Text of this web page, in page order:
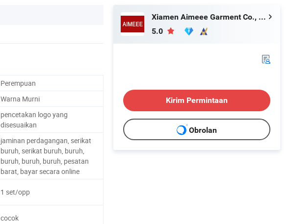
Perempuan
Warna Murni
pencetakan logo yang
disesuaikan
jaminan perdagangan, serikat
buruh, serikat buruh, buruh,
buruh, buruh, buruh, pesatan
barat, bayar secara online
1 set/opp
cocok
Xiamen Aimeee Garment Co., Ltd.
5.0
Kirim Permintaan
Obrolan